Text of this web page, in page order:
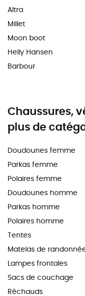
Altra
Millet
Moon boot
Helly Hansen
Barbour
Chaussures,
plus de
Doudounes femme
Parkas femme
Polaires femme
Doudounes homme
Parkas homme
Polaires homme
Tentes
Matelas de
Lampes frontales
Sacs de couchage
Réchauds